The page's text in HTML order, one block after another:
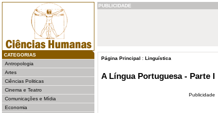
CATEGORIAS
Antropologia
Artes
Ciências Politicas
Cinema e Teatro
Comunicações e Mídia
Economia
PUBLICIDADE
Página Principal : Linguística
A Língua Portuguesa - Parte I
Publicidade